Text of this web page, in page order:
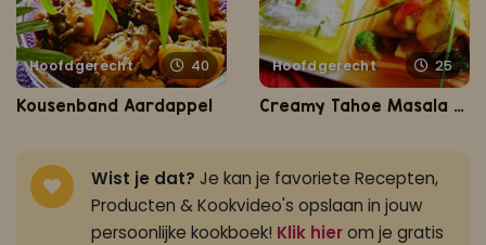
Hoofdgerecht 40
Kousenband Aardappel
Hoofdgerecht 25
Creamy Tahoe Masala (vegetarische wokschotel op romige masala saus)
Wist je dat? Je kan je favoriete Recepten,
Producten & Kookvideo's opslaan in jouw
persoonlijke kookboek! Klik hierom je gratis